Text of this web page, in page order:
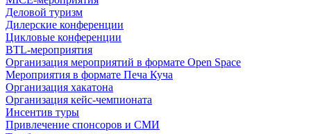
Деловой туризм
Дилерские конференции
Цикловые конференции
BTL-мероприятия
Организация мероприятий в формате Open Space
Мероприятия в формате Печа Куча
Организация хакатона
Организация кейс-чемпионата
Инсентив туры
Привлечение спонсоров и СМИ